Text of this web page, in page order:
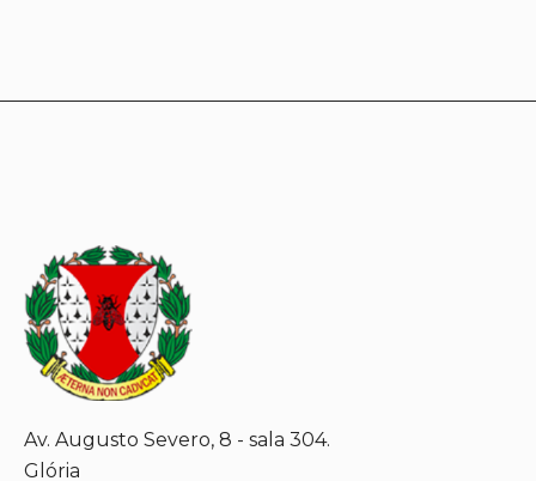
Av. Augusto Severo, 8 - sala 304.
Glória